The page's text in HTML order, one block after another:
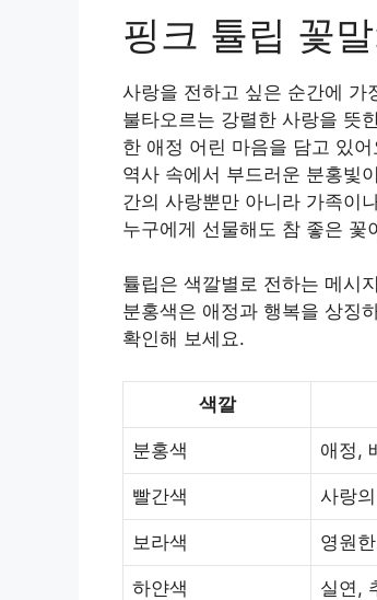
핑크 튤립 꽃
사랑을 전하고 싶은 순간에 가
불타오르는 강렬한 사랑을 뜻
한 애정 어린 마음을 담고 있
역사 속에서 부드러운 분홍빛
간의 사랑뿐만 아니라 가족이
누구에게 선물해도 참 좋은 꽃
튤립은 색깔별로 전하는 메시
분홍색은 애정과 행복을 상징
확인해 보세요.
색깔
분홍색 애정,
빨간색 사랑
보라색 영원
하얀색 실연,